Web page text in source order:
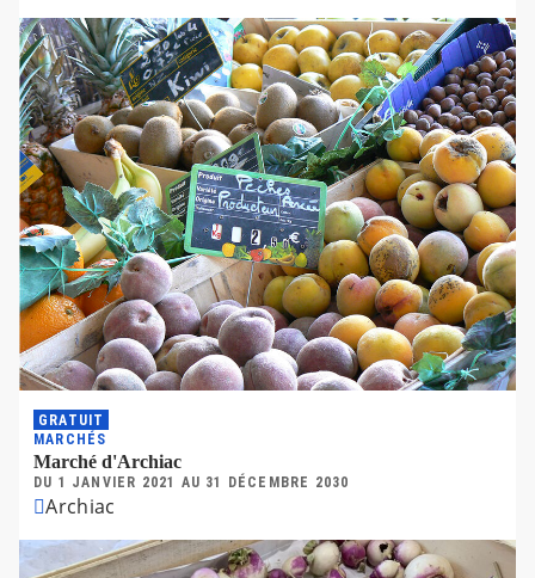
Marché d'Archiac
MARCHÉS
DU 1 JANVIER 2021 AU 31 DÉCEMBRE 2030
Archiac
GRATUIT